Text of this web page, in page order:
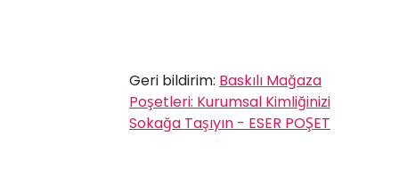
Geri bildirim: Baskılı Mağaza
Poşetleri: Kurumsal Kimliğinizi
Sokağa Taşıyın - ESER POŞET